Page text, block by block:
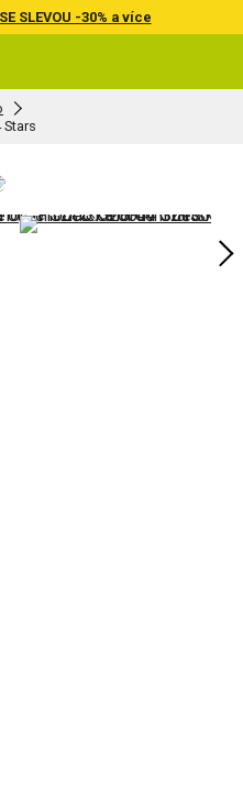
SLEVOU -30% a více